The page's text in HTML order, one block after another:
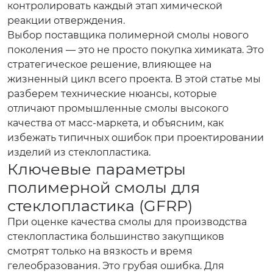
контролировать каждый этап химической
реакции отверждения.
Выбор поставщика полимерной смолы нового
поколения — это не просто покупка химиката. Это
стратегическое решение, влияющее на
жизненный цикл всего проекта. В этой статье мы
разберем технические нюансы, которые
отличают промышленные смолы высокого
качества от масс-маркета, и объясним, как
избежать типичных ошибок при проектировании
изделий из стеклопластика.
Ключевые параметры
полимерной смолы для
стеклопластика (GFRP)
При оценке качества смолы для производства
стеклопластика большинство закупщиков
смотрят только на вязкость и время
гелеобразования. Это грубая ошибка. Для